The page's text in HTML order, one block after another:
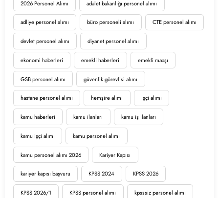
2026 Personel Alımı adalet bakanlığı personel alımı
adliye personel alımı büro personeli alımı CTE personel alımı
devlet personel alımı diyanet personel alımı
ekonomi haberleri emekli haberleri emekli maaşı
GSB personel alımı güvenlik görevlisi alımı
hastane personel alımı hemşire alımı işçi alımı
kamu haberleri kamu ilanları kamu iş ilanları
kamu işçi alımı kamu personel alımı
kamu personel alımı 2026 Kariyer Kapısı
kariyer kapısı başvuru KPSS 2024 KPSS 2026
KPSS 2026/1 KPSS personel alımı kpsssiz personel alımı